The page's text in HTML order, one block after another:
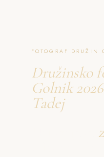
FOTOGRAF DRUŽIN
Družinsko
Golnik
Tadej
o